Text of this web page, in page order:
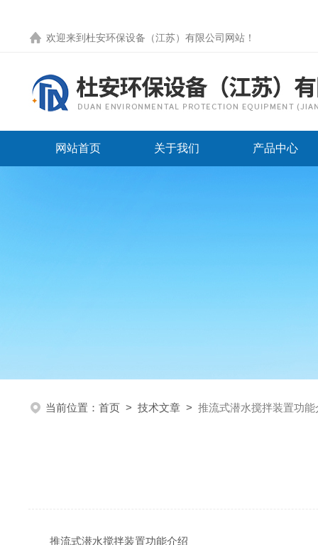
欢迎来到 杜安环保设备（江苏）有限公司网站 ！
网站首页 关于我们 产品中心
当前位置： 首页 > 技术文章 > 推流式潜水搅拌装置功能
推流式潜水搅拌装置功能介绍